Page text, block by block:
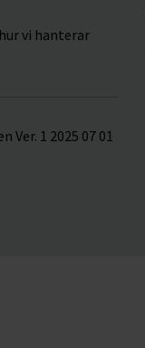
vi hanterar
1 2025 07 01